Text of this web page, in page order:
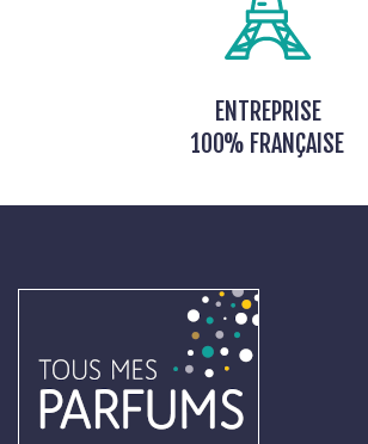
ENTREPRISE
100% FRANÇAISE